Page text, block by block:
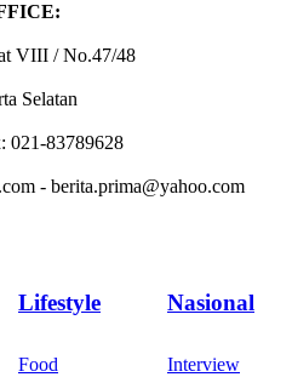
VIII / No.47/48
Selatan
021-83789628
- berita.prima@yahoo.com
Lifestyle Nasional
Food
Interview